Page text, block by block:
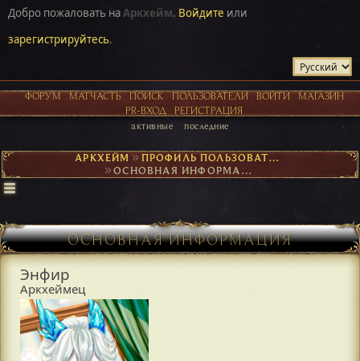
Добро пожаловать наАркхейм. Войдите или
зарегистрируйтесь.
ФОРУМ МАТЧАСТЬ ПОИСК ПОЛЬЗОВАТЕЛИ ВОЙТИ
МАГАЗИН
PR-ВХОД
РЕГИСТРАЦИЯ
активные последние
АРКХЕЙМ► ПРОФИЛЬ ПОЛЬЗОВАТЕЛЯ ЭНФИР
► ОСНОВНАЯ ИНФОРМАЦИЯ
ОСНОВНАЯ ИНФОРМАЦИЯ
Энфир
Аркхеймец